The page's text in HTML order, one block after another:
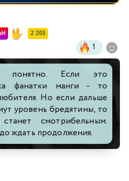
2 205
1
Если это
фанатки манги - то
Но если дальше
уровень бредятины, то
смотрибельным.
ждать продолжения.